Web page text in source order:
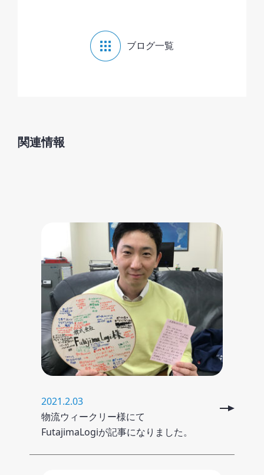
ブログ一覧
関連情報
2021.2.03
物流ウィークリー様にて
FutajimaLogiが記事になりました。